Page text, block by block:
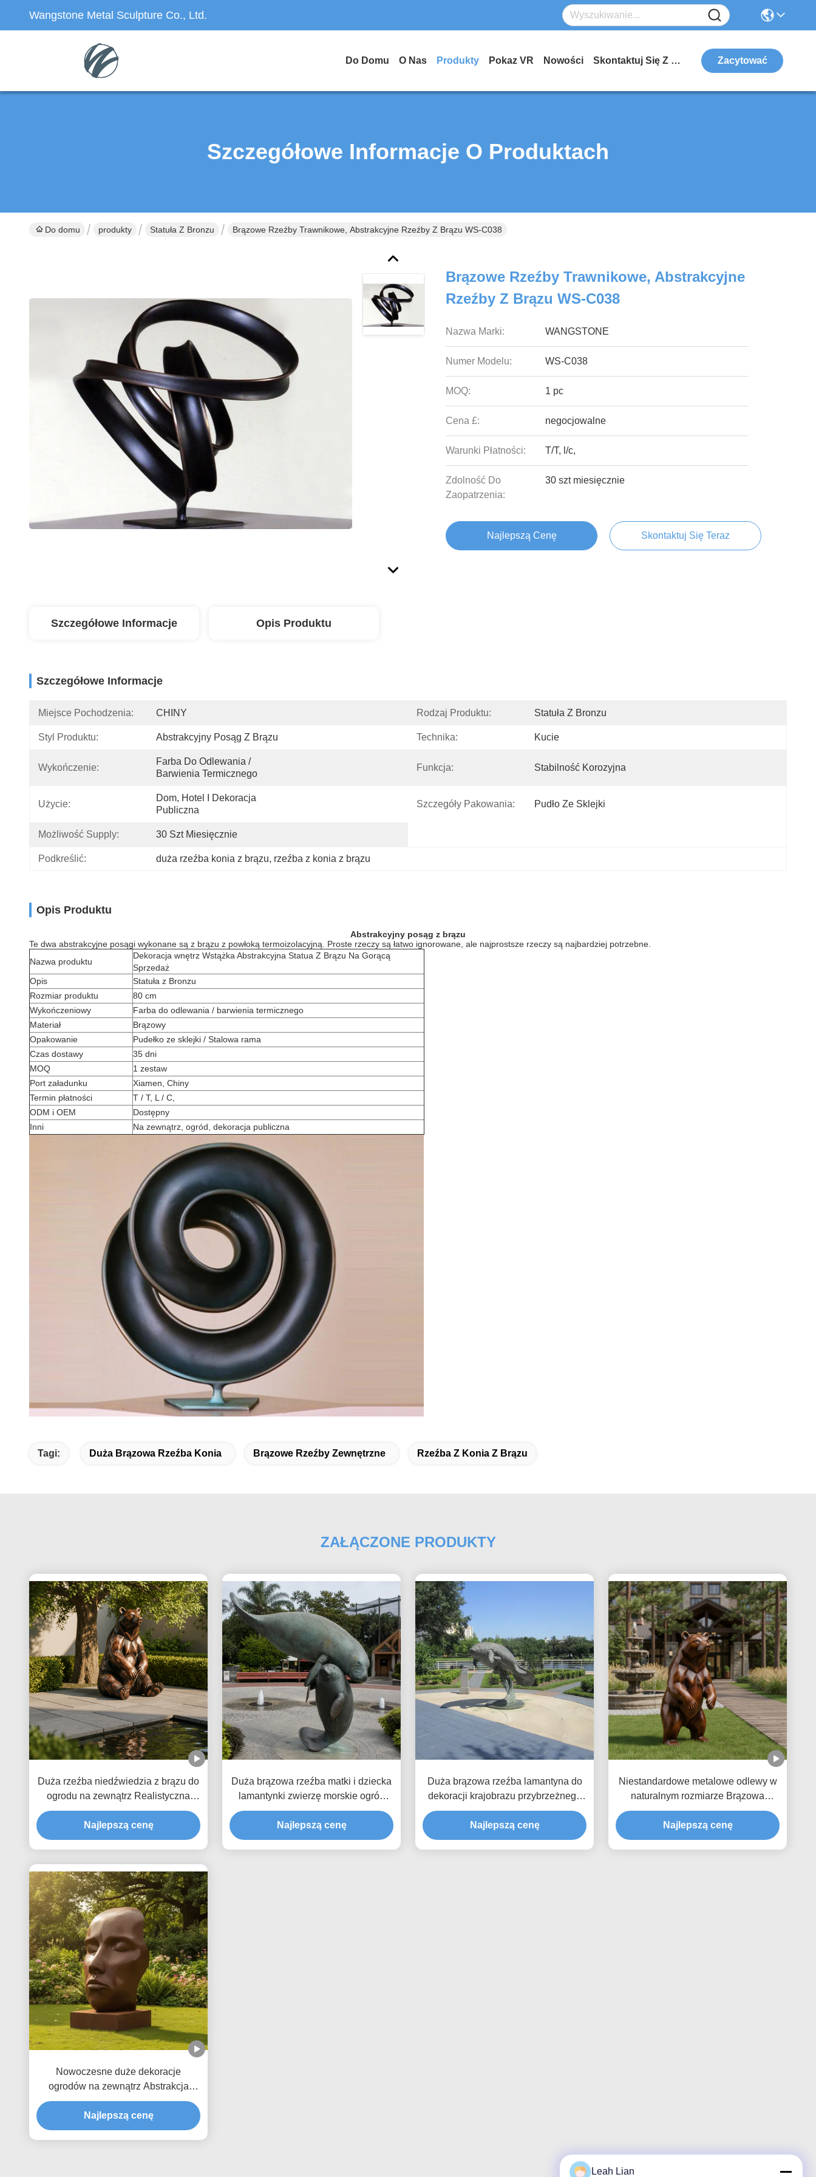
Wangstone Metal Sculpture Co., Ltd.
Do Domu O Nas Produkty Pokaz VR Nowości Skontaktuj Się Z Nami Zacytować
Szczegółowe Informacje O Produktach
Do domu produkty Statuła Z Bronzu Brązowe Rzeźby Trawnikowe, Abstrakcyjne Rzeźby Z Brązu WS-C038
Brązowe Rzeźby Trawnikowe, Abstrakcyjne
Rzeźby Z Brązu WS-C038
Nazwa Marki: WANGSTONE
Numer Modelu: WS-C038
MOQ: 1 pc
Cena £: negocjowalne
Warunki Płatności: T/T, l/c,
Zdolność Do
Zaopatrzenia:
30 szt miesięcznie
Najlepszą Cenę Skontaktuj Się Teraz
Szczegółowe Informacje Opis Produktu
Szczegółowe Informacje
Miejsce Pochodzenia: CHINY Rodzaj Produktu: Statuła Z Bronzu
Styl Produktu: Abstrakcyjny Posąg Z Brązu Technika: Kucie
Wykończenie:
Farba Do Odlewania /
Barwienia Termicznego
Funkcja: Stabilność Korozyjna
Użycie:
Dom, Hotel I Dekoracja
Publiczna
Szczegóły Pakowania: Pudło Ze Sklejki
Możliwość Supply: 30 Szt Miesięcznie
Podkreślić: duża rzeźba konia z brązu, rzeźba z konia z brązu
Opis Produktu
Abstrakcyjny posąg z brązu
Te dwa abstrakcyjne posągi wykonane są z brązu z powłoką termoizolacyjną. Proste rzeczy są łatwo ignorowane, ale najprostsze rzeczy są najbardziej potrzebne.
Nazwa produktu
Dekoracja wnętrz Wstążka Abstrakcyjna Statua Z Brązu Na Gorącą
Sprzedaż
Opis
Statuła z Bronzu
Rozmiar produktu
80 cm
Wykończeniowy
Farba do odlewania / barwienia termicznego
Materiał
Brązowy
Opakowanie
Pudełko ze sklejki / Stalowa rama
Czas dostawy
35 dni
MOQ
1 zestaw
Port załadunku
Xiamen, Chiny
Termin płatności
T / T, L / C,
ODM i OEM
Dostępny
Inni
Na zewnątrz, ogród, dekoracja publiczna
Tagi: Duża Brązowa Rzeźba Konia Brązowe Rzeźby Zewnętrzne Rzeźba Z Konia Z Brązu
ZAŁĄCZONE PRODUKTY
Duża rzeźba niedźwiedzia z brązu do
ogrodu na zewnątrz Realistyczna
siedząca statua niedźwiedzia
brunatnego Niestandardowa
metalowa dekoracja zwierzęca do
Najlepszą cenę
Duża brązowa rzeźba matki i dziecka
lamantynki zwierzę morskie ogród
przybrzeżny posąg sztuki na świeżym
powietrzu
Najlepszą cenę
Duża brązowa rzeźba lamantyna do
dekoracji krajobrazu przybrzeżnego
Statua sztuki ogrodu na zewnątrz
Najlepszą cenę
Niestandardowe metalowe odlewy w
naturalnym rozmiarze Brązowa
rzeźba niedźwiedzia Statuetka
ogrodu na zewnątrz Realistyczna
sztuka zwierząt dla Villa Park
Najlepszą cenę
Nowoczesne duże dekoracje
ogrodów na zewnątrz Abstrakcja
ludzka twarz Rzeźba z brązu
Starożytny posąg sztuki metalowej
Dekoracja ogrodu parku
Najlepszą cenę
Leah Lian